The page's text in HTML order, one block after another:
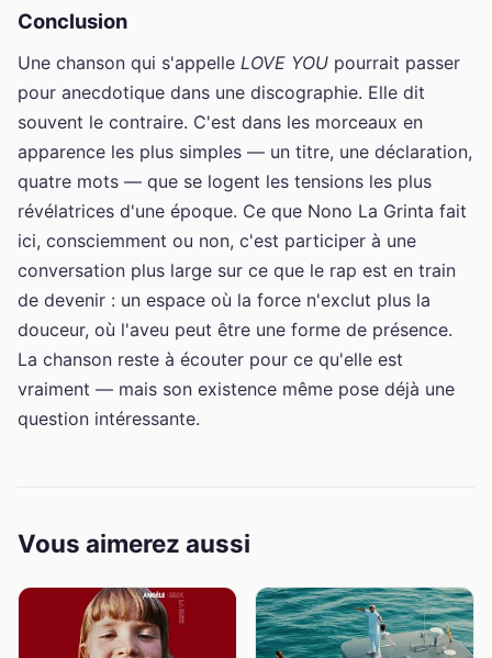
Conclusion
Une chanson qui s'appelle LOVE YOU pourrait passer
pour anecdotique dans une discographie. Elle dit
souvent le contraire. C'est dans les morceaux en
apparence les plus simples — un titre, une déclaration,
quatre mots — que se logent les tensions les plus
révélatrices d'une époque. Ce que Nono La Grinta fait
ici, consciemment ou non, c'est participer à une
conversation plus large sur ce que le rap est en train
de devenir : un espace où la force n'exclut plus la
douceur, où l'aveu peut être une forme de présence.
La chanson reste à écouter pour ce qu'elle est
vraiment — mais son existence même pose déjà une
question intéressante.
Vous aimerez aussi